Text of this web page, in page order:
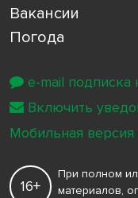
Вакансии
Погода
16+
При полном
материалов,
e-mail подписка
Включить
Мобильная версия